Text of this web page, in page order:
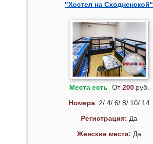
"Хостел на Сходненской"
Места есть От200руб.
Номера: 2/ 4/ 6/ 8/ 10/ 14
Регистрация: Да
Женские места: Да